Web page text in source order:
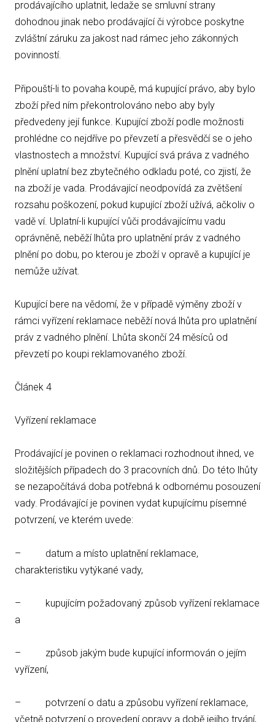
prodávajícího uplatnit, ledaže se smluvní strany
dohodnou jinak nebo prodávající či výrobce poskytne
zvláštní záruku za jakost nad rámec jeho zákonných
povinností.
Připouští-li to povaha koupě, má kupující právo, aby bylo
zboží před ním překontrolováno nebo aby byly
předvedeny její funkce. Kupující zboží podle možnosti
prohlédne co nejdříve po převzetí a přesvědčí se o jeho
vlastnostech a množství. Kupující svá práva z vadného
plnění uplatní bez zbytečného odkladu poté, co zjistí, že
na zboží je vada. Prodávající neodpovídá za zvětšení
rozsahu poškození, pokud kupující zboží užívá, ačkoliv o
vadě ví. Uplatní-li kupující vůči prodávajícímu vadu
oprávněně, neběží lhůta pro uplatnění práv z vadného
plnění po dobu, po kterou je zboží v opravě a kupující je
nemůže užívat.
Kupující bere na vědomí, že v případě výměny zboží v
rámci vyřízení reklamace neběží nová lhůta pro uplatnění
práv z vadného plnění. Lhůta skončí 24 měsíců od
převzetí po koupi reklamovaného zboží.
Článek 4
Vyřízení reklamace
Prodávající je povinen o reklamaci rozhodnout ihned, ve
složitějších případech do 3 pracovních dnů. Do této lhůty
se nezapočítává doba potřebná k odbornému posouzení
vady. Prodávající je povinen vydat kupujícímu písemné
potvrzení, ve kterém uvede:
– datum a místo uplatnění reklamace,
charakteristiku vytýkané vady,
– kupujícím požadovaný způsob vyřízení reklamace
a
– způsob jakým bude kupující informován o jejím
vyřízení,
– potvrzení o datu a způsobu vyřízení reklamace,
včetně potvrzení o provedení opravy a době jejího trvání,